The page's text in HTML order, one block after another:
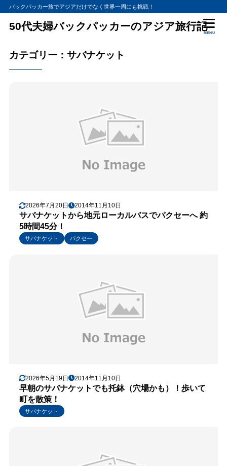
バックパッカー旅でアジアだけでなく世界一周にも挑戦！
50代夫婦バックパッカーのアジア旅行記
MENU
カテゴリー：サバナケット
2026年7月20日 2014年11月10日
サバナケットから地元ローカルバスでパクセーへ 約
5時間45分！
サバナケット パクセー
2026年5月19日 2014年11月10日
早朝のサバナケットでも托鉢（穴場かも）！歩いて
町を散策！
サバナケット